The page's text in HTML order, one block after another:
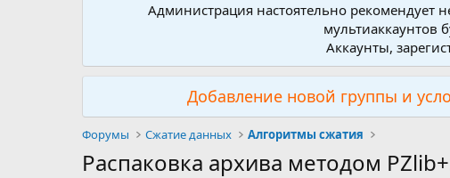
Администрация настоятельно рекомендует
мультиаккаунтов
Аккаунты,
Добавление новой группы и
Форумы Сжатие данных Алгоритмы сжатия
Распаковка архива методом